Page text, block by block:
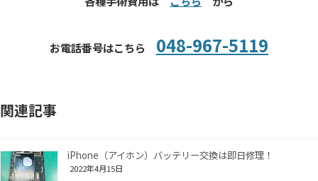
お電話番号はこちら 048-967-5119
関連記事
iPhone（アイホン）バッテリー交換は即日修理！
2022年4月15日